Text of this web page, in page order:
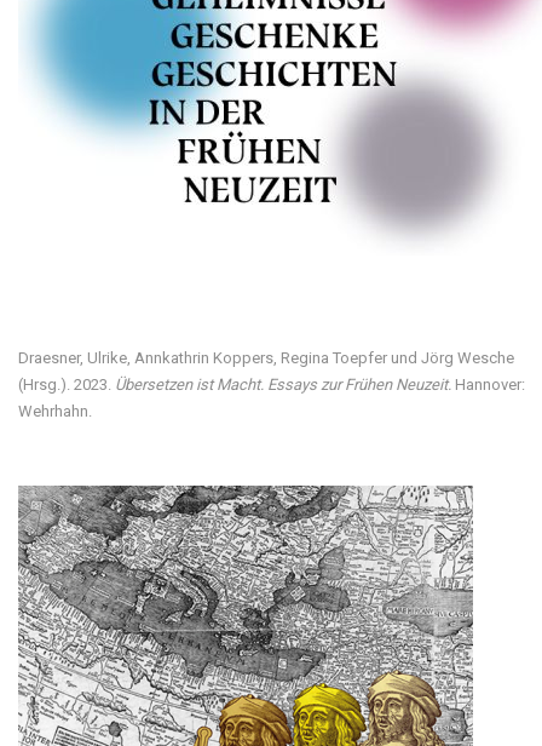
Draesner, Ulrike, Annkathrin Koppers, Regina Toepfer und Jörg Wesche
(Hrsg.). 2023. Übersetzen ist Macht. Essays zur Frühen Neuzeit. Hannover:
Wehrhahn.